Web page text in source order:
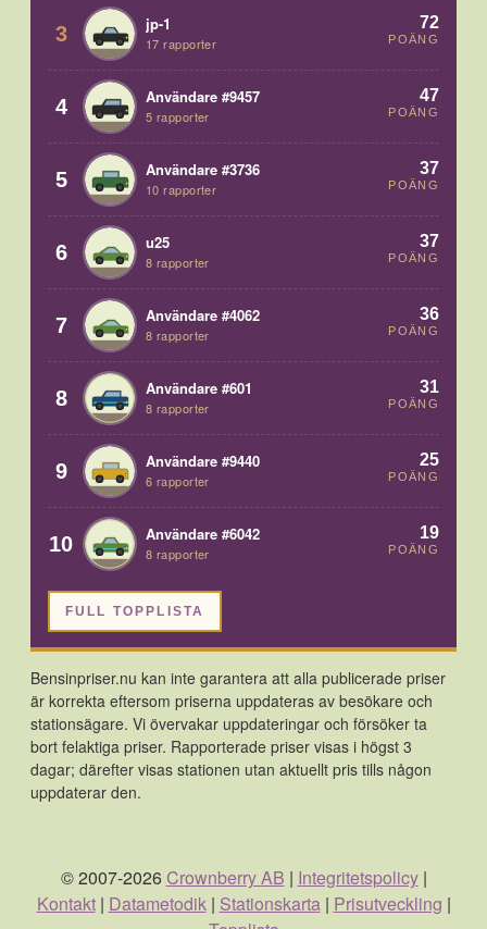
3 jp-1
17 rapporter
72
POÄNG
4 Användare #9457
5 rapporter
47
POÄNG
5 Användare #3736
10 rapporter
37
POÄNG
6 u25
8 rapporter
37
POÄNG
7 Användare #4062
8 rapporter
36
POÄNG
8 Användare #601
8 rapporter
31
POÄNG
9 Användare #9440
6 rapporter
25
POÄNG
10 Användare #6042
8 rapporter
19
POÄNG
FULL TOPPLISTA
Bensinpriser.nu kan inte garantera att alla publicerade priser
är korrekta eftersom priserna uppdateras av besökare och
stationsägare. Vi övervakar uppdateringar och försöker ta
bort felaktiga priser. Rapporterade priser visas i högst 3
dagar; därefter visas stationen utan aktuellt pris tills någon
uppdaterar den.
© 2007-2026 Crownberry AB | Integritetspolicy|
Kontakt| Datametodik| Stationskarta| Prisutveckling |